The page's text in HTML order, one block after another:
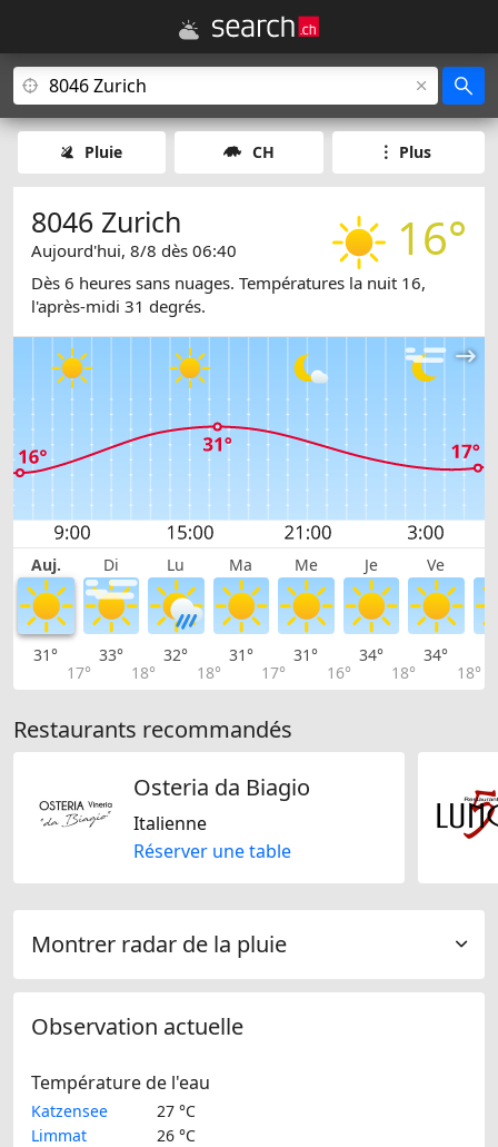
Pluie CH Plus
16°
8046 Zurich
Aujourd'hui, 8/8 dès 06:40
Dès 6 heures sans nuages. Températures la nuit 16,
l'après-midi 31 degrés.
Auj. Di Lu Ma Me Je Ve
31°
17°
33°
18°
32°
18°
31°
17°
31°
16°
34°
18°
34°
18°
Restaurants recommandés
Osteria da Biagio
Italienne
Réserver une table
Montrer radar de la pluie
Observation actuelle
Température de l'eau
Katzensee
27 °C
Limmat
26 °C